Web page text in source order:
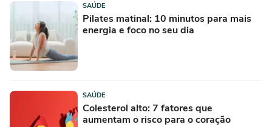
SAÚDE
Pilates matinal: 10 minutos para mais
energia e foco no seu dia
SAÚDE
Colesterol alto: 7 fatores que
aumentam o risco para o coração